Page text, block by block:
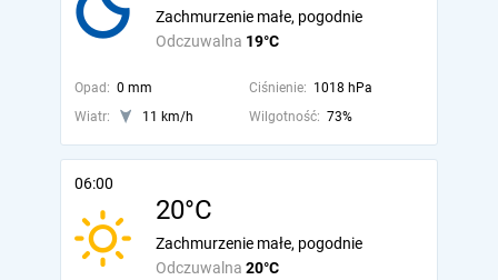
Odczuwalna 19°C
Zachmurzenie małe, pogodnie
Opad: 0 mm Ciśnienie: 1018 hPa
Wiatr:
11 km/h Wilgotność: 73%
06:00
20°C
Odczuwalna 20°C
Zachmurzenie małe, pogodnie